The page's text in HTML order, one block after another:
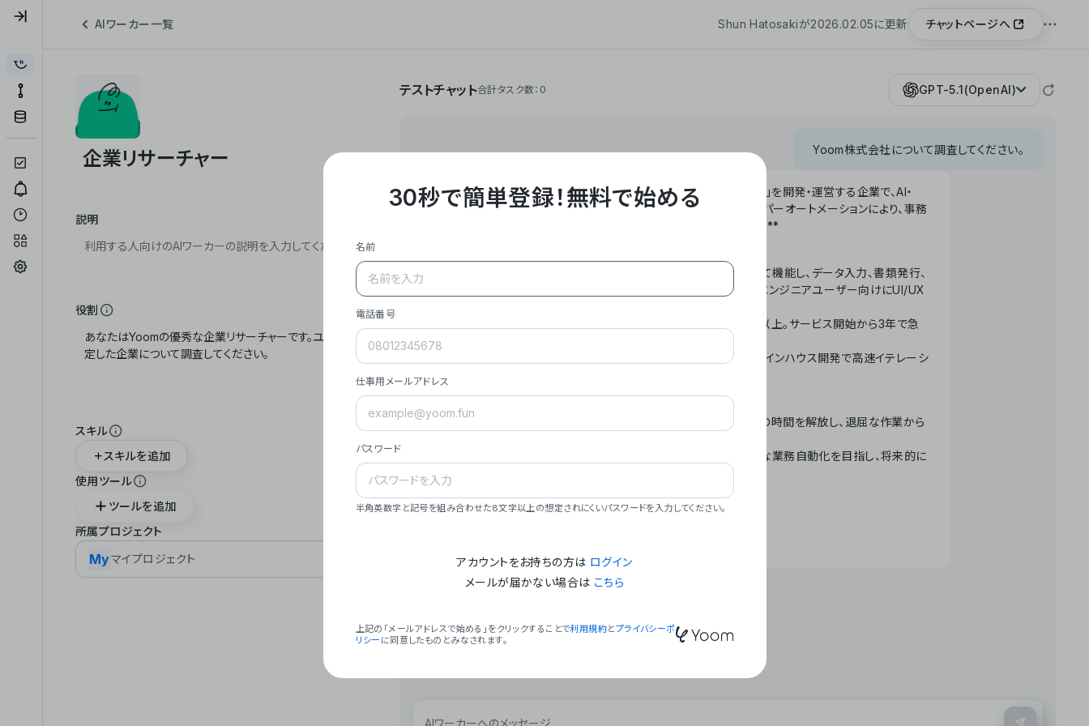
AIワーカー一覧 Shun Hatosakiが2026.02.05に更新 チャットページへ
説明
役割
スキル
スキルを追加
使用ツール
ツールを追加
所属プロジェクト
Myマイプロジェクト
テストチャット合計タスク数：0 GPT-5.1(OpenAI)
Yoom株式会社について調査してください。
**Yoom株式会社は、ビジネスオートメーションSaaS「Yoom」を開発・運営する企業で、AI・
API・RPA・OCRなどの技術をノーコードで組み合わせたハイパーオートメーションにより、事務
作業やデスクワークを自動化するサービスを提供しています。**
- **主力プロダクト「Yoom」**: SaaS連携データベースとして機能し、データ入力、書類発行、
メール対応、請求書処理、日報作成などの業務を自動化。非エンジニアユーザー向けにUI/UX
- **実績**: 国内利用社数20,000社超、直近成長率300%以上。サービス開始から3年で急
- **強み**: すべての自動化技術を1プラットフォームで完結。インハウス開発で高速イテレーシ
- **ミッション**: 「We Make Time」 – テクノロジーで人々の時間を解放し、退屈な作業から
- **ビジョン**: 「Global Business Automation」 – 世界的な業務自動化を目指し、将来的に
### 会社概要
30秒で簡単登録！無料で始める
名前
電話番号
仕事用メールアドレス
パスワード
半角英数字と記号を組み合わせた8文字以上の想定されにくいパスワードを入力してください。
アカウントをお持ちの方は ログイン
メールが届かない場合は こちら
上記の「メールアドレスで始める」をクリックすることで利用規約とプライバシーポ
リシー に同意したものとみなされます。